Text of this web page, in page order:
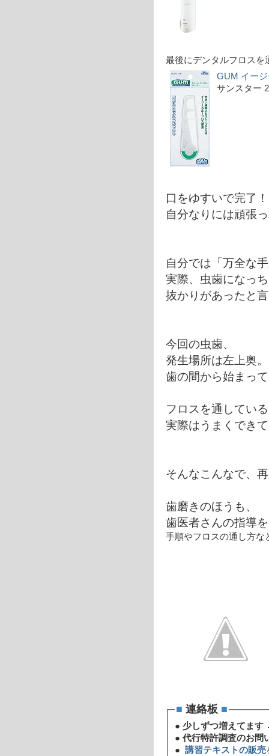
最後にデンタルフロスを
GUM イー
サンスター
口をゆすいで完了
自分なりには頑張
自分では「万全な
実際、虫歯になっ
抜かりがあったと
今回の虫歯、
発生場所は左上奥。
歯の間から始まっ
フロスを通してい
実際はうまくでき
そんなこんなで、
歯磨きのほうも、
歯医者さんの指導
手順やフロスの通し方な
■連絡板 ■
● 少しずつ増えてま
●代行特許調査のお問
●講習テキストの販売